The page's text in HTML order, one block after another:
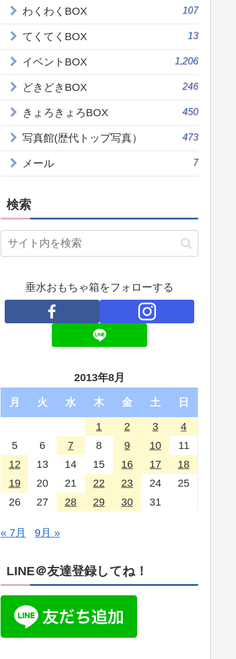
わくわくBOX 107
てくてくBOX 13
イベントBOX 1,206
どきどきBOX 246
きょろきょろBOX 450
写真館(歴代トップ写真） 473
メール 7
検索
垂水おもちゃ箱をフォローする
2013年8月
月 火 水 木 金 土 日
1 2 3
4
5
6 7 8 9 10
11
12
13 14 15 16 17
18
19
20 21 22 23 24
25
26
27 28 29 30 31
« 7月 9月 »
LINE＠友達登録してね！